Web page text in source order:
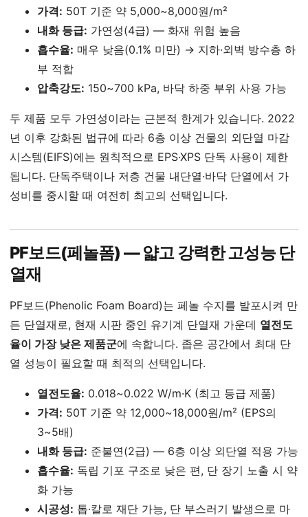
가격: 50T 기준 약 5,000~8,000원/m²
내화 등급: 가연성(4급) — 화재 위험 높음
흡수율: 매우 낮음(0.1% 미만) → 지하·외벽 방수층 하
부 적합
압축강도: 150~700 kPa, 바닥 하중 부위 사용 가능
두 제품 모두 가연성이라는 근본적 한계가 있습니다. 2022
년 이후 강화된 법규에 따라 6층 이상 건물의 외단열 마감
시스템(EIFS)에는 원칙적으로 EPS·XPS 단독 사용이 제한
됩니다. 단독주택이나 저층 건물 내단열·바닥 단열에서 가
성비를 중시할 때 여전히 최고의 선택입니다.
PF보드(페놀폼) — 얇고 강력한 고성능 단
열재
PF보드(Phenolic Foam Board)는 페놀 수지를 발포시켜 만
든 단열재로, 현재 시판 중인 유기계 단열재 가운데 열전도
율이 가장 낮은 제품군에 속합니다. 좁은 공간에서 최대 단
열 성능이 필요할 때 최적의 선택입니다.
열전도율: 0.018~0.022 W/m·K (최고 등급 제품)
가격: 50T 기준 약 12,000~18,000원/m² (EPS의
3~5배)
내화 등급: 준불연(2급) — 6층 이상 외단열 적용 가능
흡수율: 독립 기포 구조로 낮은 편, 단 장기 노출 시 약
화 가능
시공성: 톱·칼로 재단 가능, 단 부스러기 발생으로 마